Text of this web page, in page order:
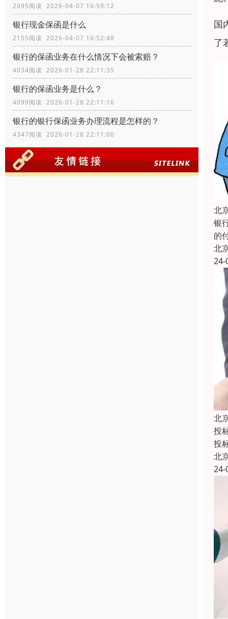
2095阅读 2026-04-07 16:59:12
银行现金保函是什么
2155阅读 2026-04-07 16:52:48
银行的保函业务在什么情况下会被索赔？
4034阅读 2026-01-28 22:11:35
银行的保函业务是什么？
4099阅读 2026-01-28 22:11:16
银行的银行保函业务办理流程是怎样的？
4347阅读 2026-01-28 22:11:00
国
了
北
银
的
北
24-
北
投
投
北
24-